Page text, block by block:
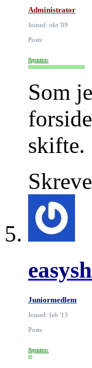
Administrator
Joined: okt '09
Posts:
Reputation:
Som
skifte.
Juniormedlem
Joined: feb '13
Posts:
Reputation: